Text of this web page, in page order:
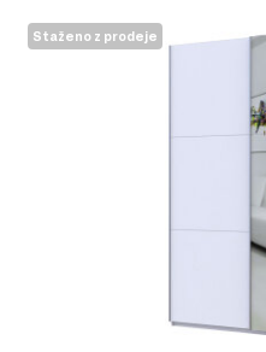
Staženo z prodeje